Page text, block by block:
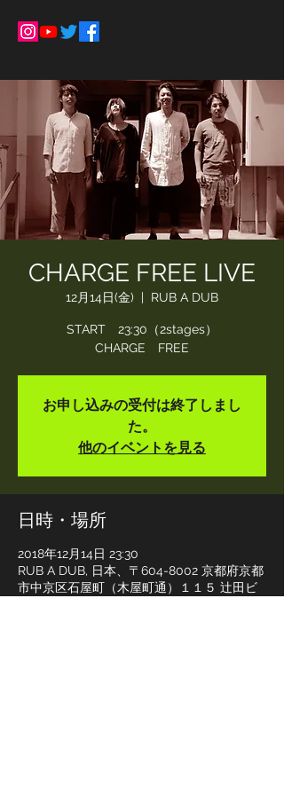
CHARGE FREE LIVE
12月14日(金)
  |
RUB A DUB
START 23:30（2stages）
CHARGE FREE
お申し込みの受付は終了しまし
た。
他のイベントを見る
日時・場所
2018年12月14日 23:30
RUB A DUB, 日本、〒604-8002 京都府京都
市中京区石屋町（木屋町通）１１５ 辻田ビ